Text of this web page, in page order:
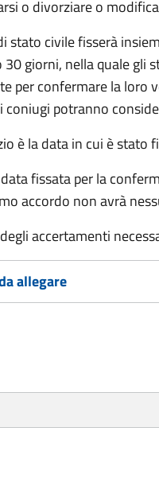
o divorziare o
stato civile fisserà
giorni, nella quale gli
per confermare la loro
coniugi potranno
è la data in cui è stato
fissata per la
accordo non avrà
accertamenti
allegare